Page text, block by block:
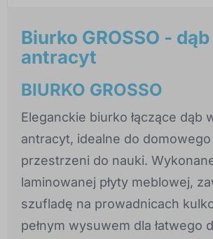
Biurko GROSSO -
antracyt
BIURKO GROSSO
Eleganckie biurko łączące dąb
antracyt, idealne do
przestrzeni do nauki.
laminowanej płyty meblowej,
szufladę na prowadnicach
pełnym wysuwem dla łatwego